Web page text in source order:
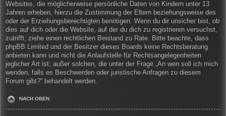
Websites, die möglicherweise persönliche Daten von Kindern unter 13
Jahren erheben, hierzu die Zustimmung der Eltern beziehungsweise des
oder der Erziehungsberechtigten benötigen. Wenn du dir unsicher bist, ob
dies auf dich oder die Website, auf der du dich zu registrieren versuchst,
zutrifft, ziehe einen rechtlichen Beistand zu Rate. Bitte beachte, dass
phpBB Limited und der Besitzer dieses Boards keine Rechtsberatung
anbieten kann und nicht die Anlaufstelle für Rechtsangelegenheiten
jeglicher Art ist; außer solchen, die unter der Frage „An wen soll ich mich
wenden, falls es Beschwerden oder juristische Anfragen zu diesem
Forum gibt?“ behandelt werden.
NACH OBEN